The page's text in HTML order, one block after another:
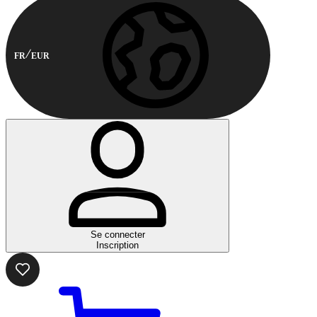
FR EUR
Se connecter
Inscription